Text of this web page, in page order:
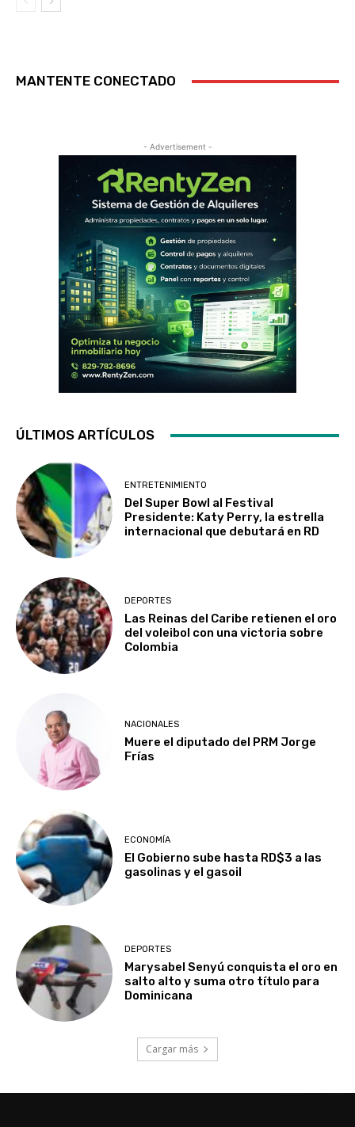
MANTENTE CONECTADO
- Advertisement -
ÚLTIMOS ARTÍCULOS
ENTRETENIMIENTO
Del Super Bowl al Festival
Presidente: Katy Perry, la estrella
internacional que debutará en RD
DEPORTES
Las Reinas del Caribe retienen el oro
del voleibol con una victoria sobre
Colombia
NACIONALES
Muere el diputado del PRM Jorge
Frías
ECONOMÍA
El Gobierno sube hasta RD$3 a las
gasolinas y el gasoil
DEPORTES
Marysabel Senyú conquista el oro en
salto alto y suma otro título para
Dominicana
Cargar más